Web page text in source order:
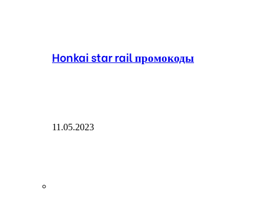
Honkai star rail промокоды
11.05.2023